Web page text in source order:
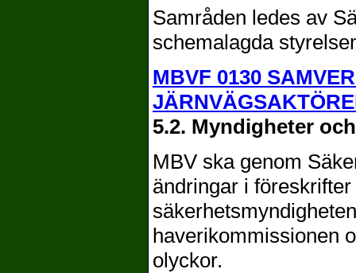
Samråden ledes av
schemalagda
MBVF 0130
5.2. Myndigheter
MBV ska genom
ändringar i
haverikommissionen
olyckor.